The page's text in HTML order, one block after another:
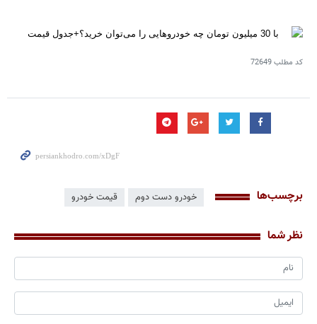
کد مطلب72649
برچسب‌ها خودرو دست دوم قیمت خودرو
نظر شما